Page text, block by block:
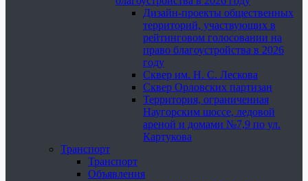
Дизайн-проекты общественных
территорий, участвующих в
рейтинговом голосовании на
право благоустройства в 2026
году
Сквер им. Н. С. Лескова
Сквер Орловских партизан
Территория, ограниченная
Наугорским шоссе, ледовой
ареной и домами №7,9 по ул.
Картукова
Транспорт
Транспорт
Объявления